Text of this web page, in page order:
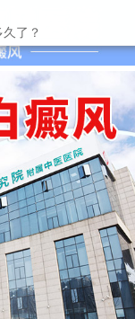
了？